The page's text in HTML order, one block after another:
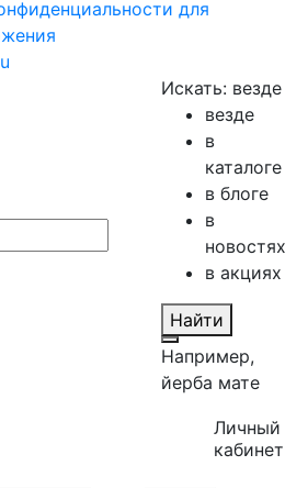
для
Искать: везде
везде
в
каталоге
в блоге
в
новостях
в акциях
Найти
Например,
йерба мате
Личный
кабинет